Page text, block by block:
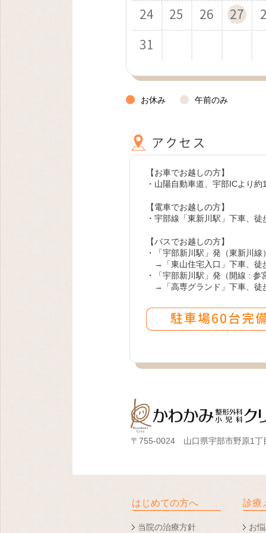
24
25 26 27
31
28
29 30
26
27 28 29
23
24 25 26
30
28
29 30 31
25
26 27 28
29
30 31
26
27 28 29
24
25 26 27
31
28
29 30
26
27 28 29
お休み 午前のみ
【お車でお越しの方】
・山陽自動車道、宇部ICより約
【電車でお越しの方】
・宇部線「東新川駅」下車、
【バスでお越しの方】
・「宇部新川駅」発（東新川
→「東山住宅入口」下車、
・「宇部新川駅」発（開線 : 参
→「高専グランド」下車、徒
〒755-0024 山口県宇部市野原1丁
はじめての方へ
当院の治療方針
診療
お